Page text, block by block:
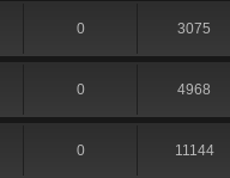
0 3075
0 4968
0 11144